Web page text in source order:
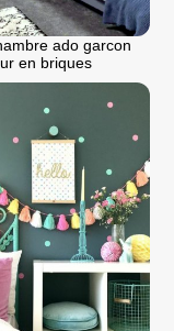
ado garcon
en briques